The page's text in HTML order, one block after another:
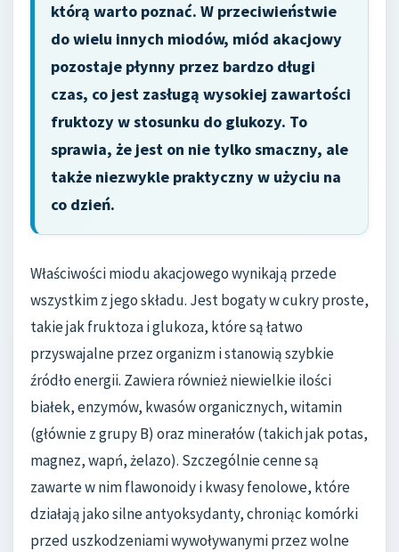
którą warto poznać. W przeciwieństwie
do wielu innych miodów, miód akacjowy
pozostaje płynny przez bardzo długi
czas, co jest zasługą wysokiej zawartości
fruktozy w stosunku do glukozy. To
sprawia, że jest on nie tylko smaczny, ale
także niezwykle praktyczny w użyciu na
co dzień.
Właściwości miodu akacjowego wynikają przede
wszystkim z jego składu. Jest bogaty w cukry proste,
takie jak fruktoza i glukoza, które są łatwo
przyswajalne przez organizm i stanowią szybkie
źródło energii. Zawiera również niewielkie ilości
białek, enzymów, kwasów organicznych, witamin
(głównie z grupy B) oraz minerałów (takich jak potas,
magnez, wapń, żelazo). Szczególnie cenne są
zawarte w nim flawonoidy i kwasy fenolowe, które
działają jako silne antyoksydanty, chroniąc komórki
przed uszkodzeniami wywoływanymi przez wolne